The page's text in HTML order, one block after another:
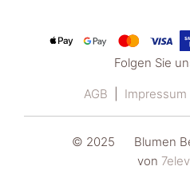
Folgen Sie
AGB Impressum
© 2025 Blumen
von